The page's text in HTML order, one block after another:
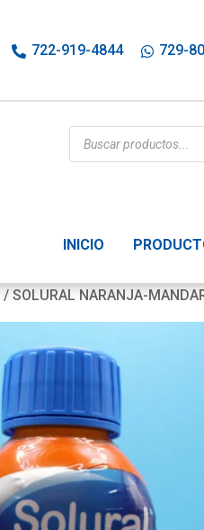
722-919-4844 729-
Búsqueda
de
productos
INICIO
/ SOLURAL NARANJA-